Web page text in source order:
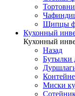
Щипцы
Кухонный
Кухонный
Назад
Бутылки
Миски